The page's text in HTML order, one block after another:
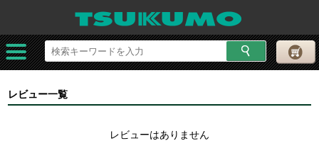
レビュー一覧
レビューはありません